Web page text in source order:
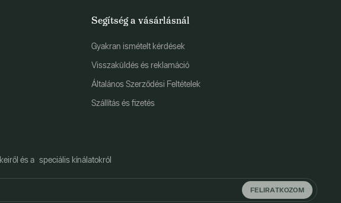
Segítség a vásárlásnál
Gyakran ismételt kérdések
Visszaküldés és reklamáció
Általános Szerződési Feltételek
Szállítás és fizetés
és a speciális kínálatokról
FELIRATKOZOM